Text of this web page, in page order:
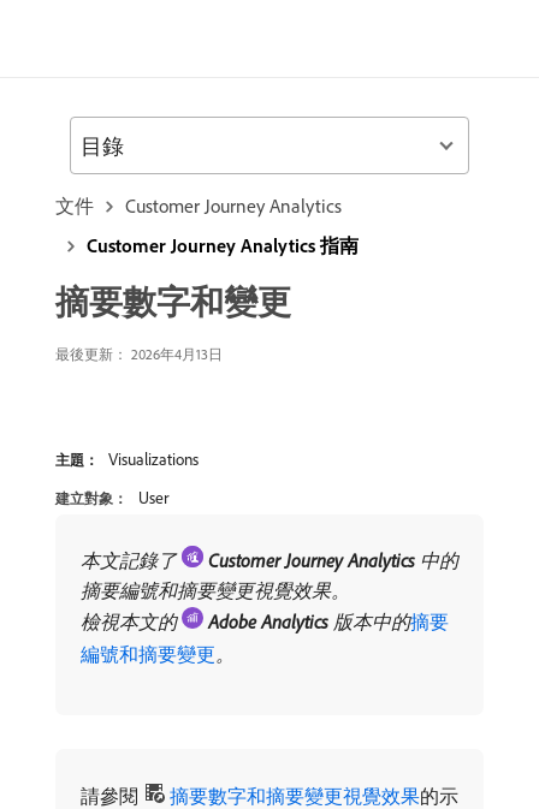
文件
Customer Journey Analytics
Customer Journey Analytics 指南
摘要數字和變更
最後更新： 2026年4月13日
主題： Visualizations
建立對象： User
本文記錄了 Customer Journey Analytics ​中的
摘要編號和摘要變更視覺效果。
檢視本文的
​Adobe Analytics ​版本中的摘要
編號和摘要變更。
請參閱 摘要數字和摘要變更視覺效果的示
目錄